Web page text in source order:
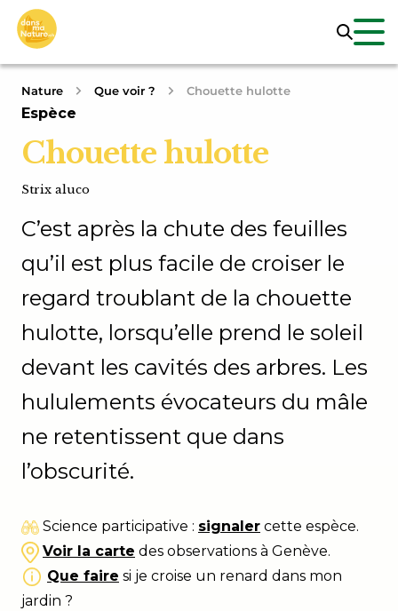
Nature Que voir ? Chouette hulotte
Espèce
Chouette hulotte
Strix aluco
C’est après la chute des feuilles
qu’il est plus facile de croiser le
regard troublant de la chouette
hulotte, lorsqu’elle prend le soleil
devant les cavités des arbres. Les
hululements évocateurs du mâle
ne retentissent que dans
l’obscurité.
Science participative : signaler cette espèce.
Voir la carte des observations à Genève.
Que faire si je croise un renard dans mon
jardin ?